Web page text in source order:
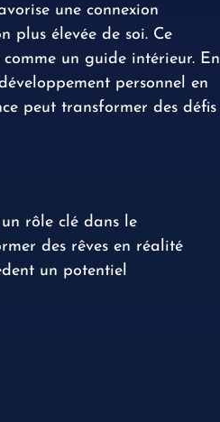
une connexion
plus élevée de soi. Ce
un guide intérieur. En
personnel en
peut transformer des défis
rôle clé dans le
des rêves en réalité
un potentiel